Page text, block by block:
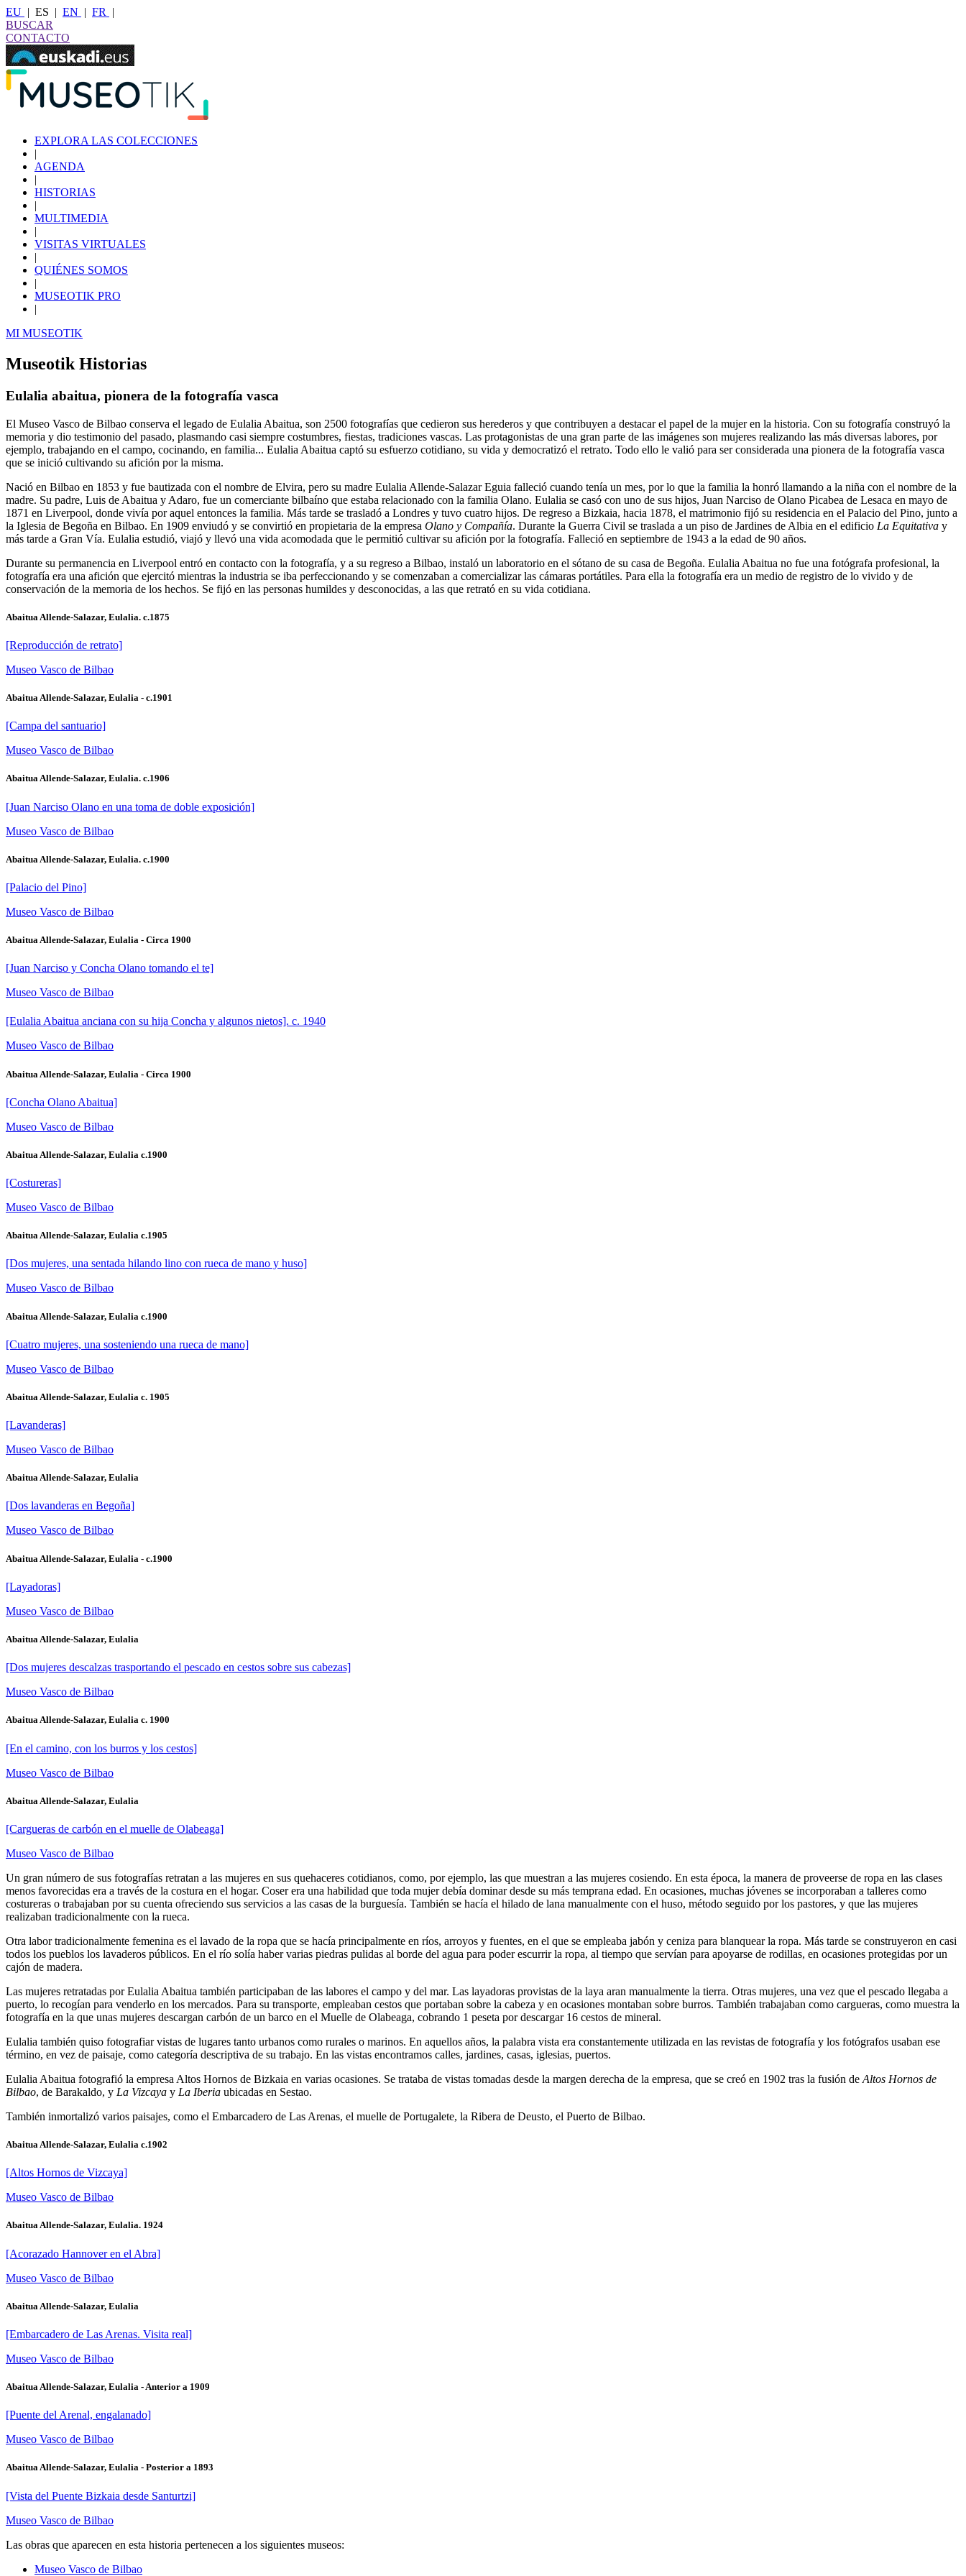
EU | ES | EN | FR
|
BUSCAR
CONTACTO
EXPLORA LAS COLECCIONES
|
AGENDA
|
HISTORIAS
|
MULTIMEDIA
|
VISITAS VIRTUALES
|
QUIÉNES SOMOS
|
MUSEOTIK PRO
|
MI MUSEOTIK
Museotik Historias
Eulalia abaitua, pionera de la fotografía vasca
El Museo Vasco de Bilbao conserva el legado de Eulalia Abaitua, son 2500 fotografías que cedieron sus herederos y que contribuyen a destacar el papel de la mujer en la historia. Con su fotografía construyó la
memoria y dio testimonio del pasado, plasmando casi siempre costumbres, fiestas, tradiciones vascas. Las protagonistas de una gran parte de las imágenes son mujeres realizando las más diversas labores, por
ejemplo, trabajando en el campo, cocinando, en familia... Eulalia Abaitua captó su esfuerzo cotidiano, su vida y democratizó el retrato. Todo ello le valió para ser considerada una pionera de la fotografía vasca
que se inició cultivando su afición por la misma.
Nació en Bilbao en 1853 y fue bautizada con el nombre de Elvira, pero su madre Eulalia Allende-Salazar Eguia falleció cuando tenía un mes, por lo que la familia la honró llamando a la niña con el nombre de la
madre. Su padre, Luis de Abaitua y Adaro, fue un comerciante bilbaíno que estaba relacionado con la familia Olano. Eulalia se casó con uno de sus hijos, Juan Narciso de Olano Picabea de Lesaca en mayo de
1871 en Liverpool, donde vivía por aquel entonces la familia. Más tarde se trasladó a Londres y tuvo cuatro hijos. De regreso a Bizkaia, hacia 1878, el matrimonio fijó su residencia en el Palacio del Pino, junto a
la Iglesia de Begoña en Bilbao. En 1909 enviudó y se convirtió en propietaria de la empresa Olano y Compañía. Durante la Guerra Civil se traslada a un piso de Jardines de Albia en el edificio La Equitativa y
más tarde a Gran Vía. Eulalia estudió, viajó y llevó una vida acomodada que le permitió cultivar su afición por la fotografía. Falleció en septiembre de 1943 a la edad de 90 años.
Durante su permanencia en Liverpool entró en contacto con la fotografía, y a su regreso a Bilbao, instaló un laboratorio en el sótano de su casa de Begoña. Eulalia Abaitua no fue una fotógrafa profesional, la
fotografía era una afición que ejercitó mientras la industria se iba perfeccionando y se comenzaban a comercializar las cámaras portátiles. Para ella la fotografía era un medio de registro de lo vivido y de
conservación de la memoria de los hechos. Se fijó en las personas humildes y desconocidas, a las que retrató en su vida cotidiana.
Abaitua Allende-Salazar, Eulalia. c.1875
[Reproducción de retrato]
Museo Vasco de Bilbao
Abaitua Allende-Salazar, Eulalia - c.1901
[Campa del santuario]
Museo Vasco de Bilbao
Abaitua Allende-Salazar, Eulalia. c.1906
[Juan Narciso Olano en una toma de doble exposición]
Museo Vasco de Bilbao
Abaitua Allende-Salazar, Eulalia. c.1900
[Palacio del Pino]
Museo Vasco de Bilbao
Abaitua Allende-Salazar, Eulalia - Circa 1900
[Juan Narciso y Concha Olano tomando el te]
Museo Vasco de Bilbao
[Eulalia Abaitua anciana con su hija Concha y algunos nietos]. c. 1940
Museo Vasco de Bilbao
Abaitua Allende-Salazar, Eulalia - Circa 1900
[Concha Olano Abaitua]
Museo Vasco de Bilbao
Abaitua Allende-Salazar, Eulalia c.1900
[Costureras]
Museo Vasco de Bilbao
Abaitua Allende-Salazar, Eulalia c.1905
[Dos mujeres, una sentada hilando lino con rueca de mano y huso]
Museo Vasco de Bilbao
Abaitua Allende-Salazar, Eulalia c.1900
[Cuatro mujeres, una sosteniendo una rueca de mano]
Museo Vasco de Bilbao
Abaitua Allende-Salazar, Eulalia c. 1905
[Lavanderas]
Museo Vasco de Bilbao
Abaitua Allende-Salazar, Eulalia
[Dos lavanderas en Begoña]
Museo Vasco de Bilbao
Abaitua Allende-Salazar, Eulalia - c.1900
[Layadoras]
Museo Vasco de Bilbao
Abaitua Allende-Salazar, Eulalia
[Dos mujeres descalzas trasportando el pescado en cestos sobre sus cabezas]
Museo Vasco de Bilbao
Abaitua Allende-Salazar, Eulalia c. 1900
[En el camino, con los burros y los cestos]
Museo Vasco de Bilbao
Abaitua Allende-Salazar, Eulalia
[Cargueras de carbón en el muelle de Olabeaga]
Museo Vasco de Bilbao
Un gran número de sus fotografías retratan a las mujeres en sus quehaceres cotidianos, como, por ejemplo, las que muestran a las mujeres cosiendo. En esta época, la manera de proveerse de ropa en las clases
menos favorecidas era a través de la costura en el hogar. Coser era una habilidad que toda mujer debía dominar desde su más temprana edad. En ocasiones, muchas jóvenes se incorporaban a talleres como
costureras o trabajaban por su cuenta ofreciendo sus servicios a las casas de la burguesía. También se hacía el hilado de lana manualmente con el huso, método seguido por los pastores, y que las mujeres
realizaban tradicionalmente con la rueca.
Otra labor tradicionalmente femenina es el lavado de la ropa que se hacía principalmente en ríos, arroyos y fuentes, en el que se empleaba jabón y ceniza para blanquear la ropa. Más tarde se construyeron en casi
todos los pueblos los lavaderos públicos. En el río solía haber varias piedras pulidas al borde del agua para poder escurrir la ropa, al tiempo que servían para apoyarse de rodillas, en ocasiones protegidas por un
cajón de madera.
Las mujeres retratadas por Eulalia Abaitua también participaban de las labores el campo y del mar. Las layadoras provistas de la laya aran manualmente la tierra. Otras mujeres, una vez que el pescado llegaba a
puerto, lo recogían para venderlo en los mercados. Para su transporte, empleaban cestos que portaban sobre la cabeza y en ocasiones montaban sobre burros. También trabajaban como cargueras, como muestra la
fotografía en la que unas mujeres descargan carbón de un barco en el Muelle de Olabeaga, cobrando 1 peseta por descargar 16 cestos de mineral.
Eulalia también quiso fotografiar vistas de lugares tanto urbanos como rurales o marinos. En aquellos años, la palabra vista era constantemente utilizada en las revistas de fotografía y los fotógrafos usaban ese
término, en vez de paisaje, como categoría descriptiva de su trabajo. En las vistas encontramos calles, jardines, casas, iglesias, puertos.
Eulalia Abaitua fotografió la empresa Altos Hornos de Bizkaia en varias ocasiones. Se trataba de vistas tomadas desde la margen derecha de la empresa, que se creó en 1902 tras la fusión de Altos Hornos de
Bilbao, de Barakaldo, y La Vizcaya y La Iberia ubicadas en Sestao.
También inmortalizó varios paisajes, como el Embarcadero de Las Arenas, el muelle de Portugalete, la Ribera de Deusto, el Puerto de Bilbao.
Abaitua Allende-Salazar, Eulalia c.1902
[Altos Hornos de Vizcaya]
Museo Vasco de Bilbao
Abaitua Allende-Salazar, Eulalia. 1924
[Acorazado Hannover en el Abra]
Museo Vasco de Bilbao
Abaitua Allende-Salazar, Eulalia
[Embarcadero de Las Arenas. Visita real]
Museo Vasco de Bilbao
Abaitua Allende-Salazar, Eulalia - Anterior a 1909
[Puente del Arenal, engalanado]
Museo Vasco de Bilbao
Abaitua Allende-Salazar, Eulalia - Posterior a 1893
[Vista del Puente Bizkaia desde Santurtzi]
Museo Vasco de Bilbao
Las obras que aparecen en esta historia pertenecen a los siguientes museos:
Museo Vasco de Bilbao